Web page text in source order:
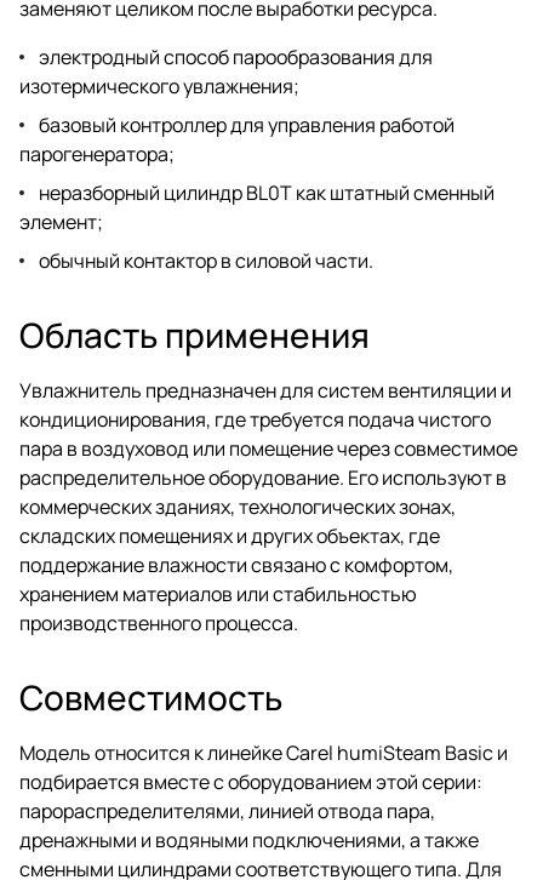
заменяют целиком после выработки ресурса.
электродный способ парообразования для
изотермического увлажнения;
базовый контроллер для управления работой
парогенератора;
неразборный цилиндр BL0T как штатный сменный
элемент;
обычный контактор в силовой части.
Область применения
Увлажнитель предназначен для систем вентиляции и
кондиционирования, где требуется подача чистого
пара в воздуховод или помещение через совместимое
распределительное оборудование. Его используют в
коммерческих зданиях, технологических зонах,
складских помещениях и других объектах, где
поддержание влажности связано с комфортом,
хранением материалов или стабильностью
производственного процесса.
Совместимость
Модель относится к линейке Carel humiSteam Basic и
подбирается вместе с оборудованием этой серии:
парораспределителями, линией отвода пара,
дренажными и водяными подключениями, а также
сменными цилиндрами соответствующего типа. Для